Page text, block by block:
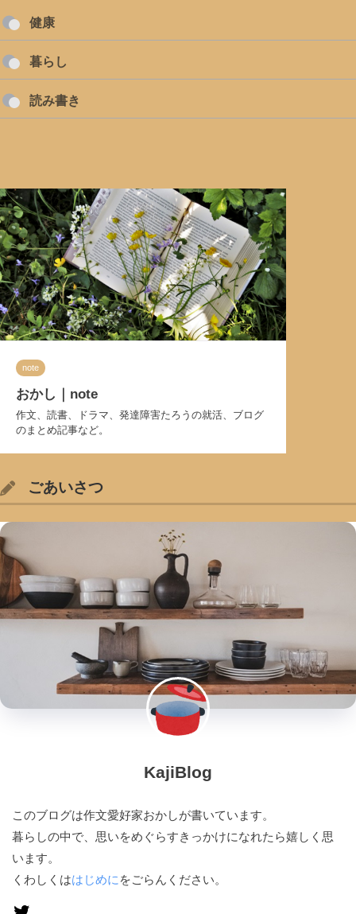
健康
暮らし
読み書き
note
おかし｜note
作文、読書、ドラマ、発達障害たろうの就活、ブログ
のまとめ記事など。
ごあいさつ
KajiBlog
このブログは作文愛好家おかしが書いています。
暮らしの中で、思いをめぐらすきっかけになれたら嬉しく思
います。
くわしくははじめに をごらんください。